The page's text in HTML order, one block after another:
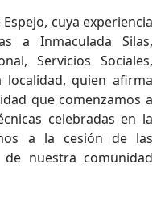
cuya experiencia
a Inmaculada Silas,
Servicios Sociales,
quien afirma
que comenzamos a
celebradas en la
a la cesión de las
nuestra comunidad